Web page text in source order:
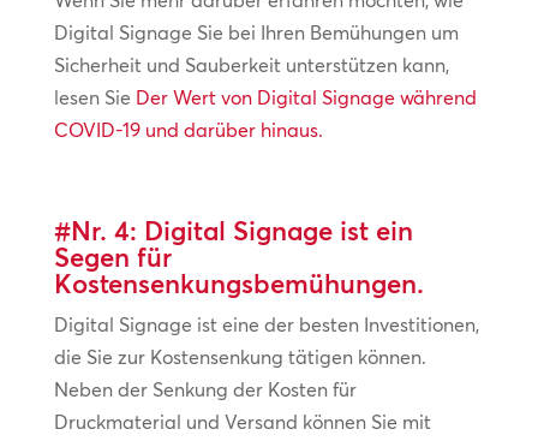
Digital Signage Sie bei Ihren Bemühungen um
Sicherheit und Sauberkeit unterstützen kann,
lesen Sie Der Wert von Digital Signage während
COVID-19 und darüber hinaus.
#Nr. 4: Digital Signage ist ein
Segen für
Kostensenkungsbemühungen.
Digital Signage ist eine der besten Investitionen,
die Sie zur Kostensenkung tätigen können.
Neben der Senkung der Kosten für
Druckmaterial und Versand können Sie mit